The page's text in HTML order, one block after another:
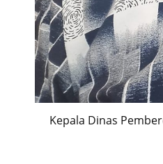
Kepala Dinas